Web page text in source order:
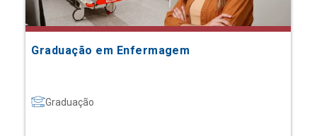
Graduação em Enfermagem
Graduação